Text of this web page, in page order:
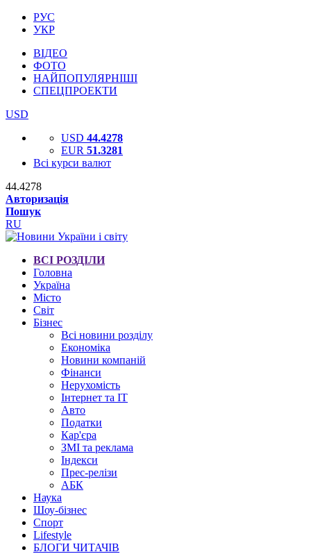
РУС
УКР
ВІДЕО
ФОТО
НАЙПОПУЛЯРНІШІ
СПЕЦПРОЕКТИ
USD
USD 44.4278
EUR 51.3281
Всі курси валют
44.4278
Авторизація
Пошук
RU
ВСІ РОЗДІЛИ
Головна
Україна
Місто
Світ
Бізнес
Всі новини розділу
Економіка
Новини компаній
Фінанси
Нерухомість
Інтернет та IT
Авто
Податки
Кар'єра
ЗМІ та реклама
Індекси
Прес-релізи
АБК
Наука
Шоу-бізнес
Спорт
Lifestyle
БЛОГИ ЧИТАЧІВ